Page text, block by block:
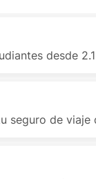
desde
seguro de